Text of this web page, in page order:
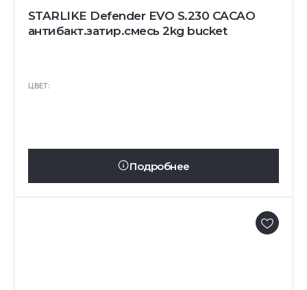
STARLIKE Defender EVO S.230 CACAO
антибакт.затир.смесь 2kg bucket
ЦВЕТ:
Подробнее